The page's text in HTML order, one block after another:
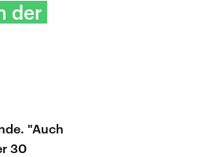
der
"Auch
30